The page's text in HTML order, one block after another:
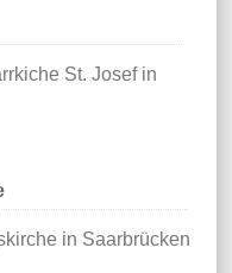
St. Josef in
in Saarbrücken